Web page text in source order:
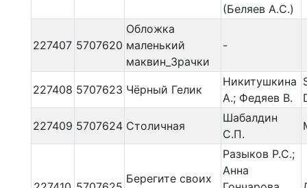
(Беляев А.С.)
227407 5707620
Обложка
маленький
маквин_Зрачки
-
227408 5707623 Чёрный Гелик
Никитушкина
А.; Федяев В.
227409 5707624 Столичная
Шабалдин
С.П.
Берегите своих
Разыков Р.С.;
Анна